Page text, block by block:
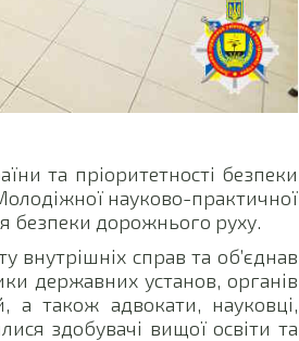
та пріоритетності безпеки
науково-практичної
безпеки дорожнього руху.
внутрішніх справ та об’єднав
державних установ, органів
а також адвокати, науковці,
здобувачі вищої освіти та